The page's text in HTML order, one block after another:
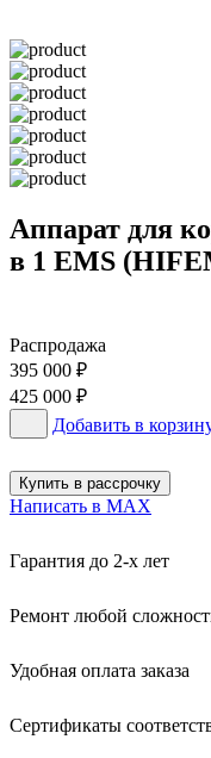
Аппарат для
в 1 EMS
Распродажа
395 000 ₽
425 000 ₽
Добавить в
Купить в рассрочку
Написать в MAX
Гарантия до 2-х лет
Ремонт любой
Удобная оплата заказа
Сертификаты